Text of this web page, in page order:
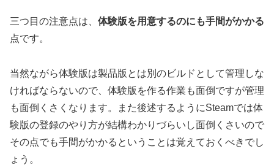
三つ目の注意点は、 体験版を用意するのにも手間がかかる
点です。
当然ながら体験版は製品版とは別のビルドとして管理しな
ければならないので、体験版を作る作業も面倒ですが管理
も面倒くさくなります。また後述するようにSteamでは体
験版の登録のやり方が結構わかりづらいし面倒くさいので
その点でも手間がかかるということは覚えておくべきでし
ょう。